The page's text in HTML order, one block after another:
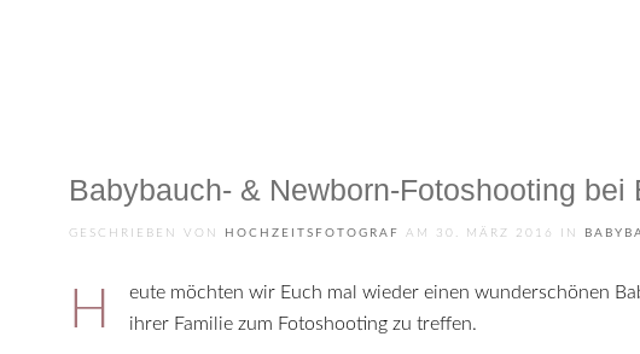
Babybauch- & Newborn-Fotoshooting bei
GESCHRIEBEN VON HOCHZEITSFOTOGRAF AM 30. MÄRZ 2016 IN
Heute möchten wir Euch mal wieder einen wunderschönen Babybauch zeigen. Im Spätsommer haben wir uns auf den Weg nach Erfurt gemacht, um uns mit Stephanie und ihrer Familie zum Fotoshooting zu treffen.